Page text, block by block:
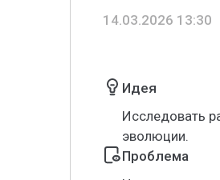
14.03.2026 13:30
Идея
Исследовать
эволюции.
Проблема